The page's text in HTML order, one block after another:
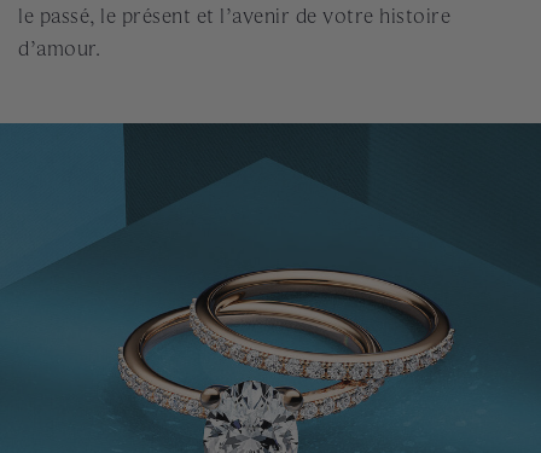
le passé, le présent et l’avenir de votre histoire
d’amour.